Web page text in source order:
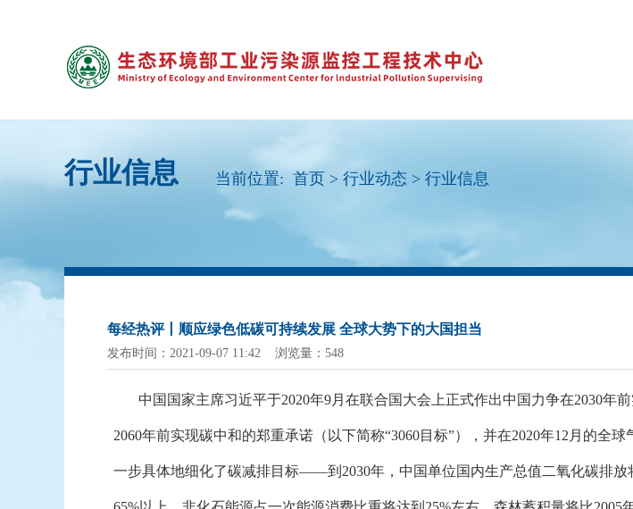
行业信息 当前位置: 首页 > 行业动态 > 行业信息
每经热评丨顺应绿色低碳可持续发展 全球大势下的大国担当
发布时间：2021-09-07 11:42 浏览量：548
中国国家主席习近平于2020年9月在联合国大会上正式作出中国力争在2030年
2060年前实现碳中和的郑重承诺（以下简称“3060目标”），并在2020年12月的全
一步具体地细化了碳减排目标——到2030年，中国单位国内生产总值二氧化碳排放